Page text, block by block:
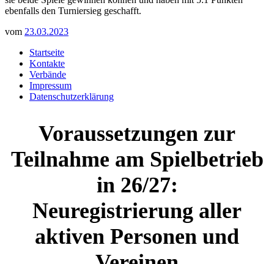
ebenfalls den Turniersieg geschafft.
vom 23.03.2023
Startseite
Kontakte
Verbände
Impressum
Datenschutzerklärung
Voraussetzungen zur
Teilnahme am Spielbetrieb
in 26/27:
Neuregistrierung aller
aktiven Personen und